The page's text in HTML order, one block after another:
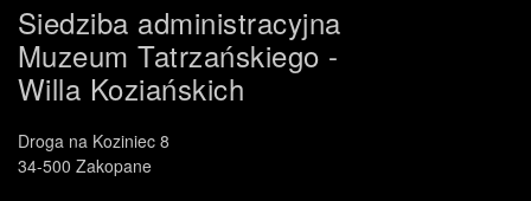
Siedziba administracyjna
Muzeum Tatrzańskiego -
Willa Koziańskich
Droga na Koziniec 8
34-500 Zakopane